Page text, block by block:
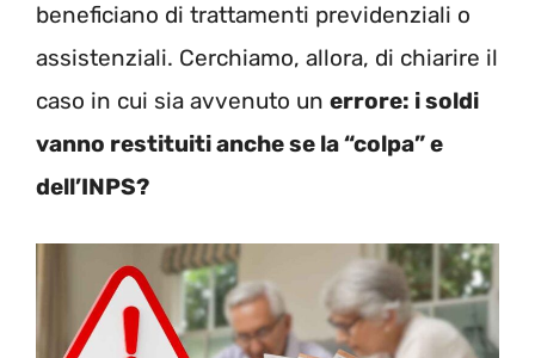
beneficiano di trattamenti previdenziali o
assistenziali. Cerchiamo, allora, di chiarire il
caso in cui sia avvenuto un errore: i soldi
vanno restituiti anche se la “colpa” e
dell’INPS?